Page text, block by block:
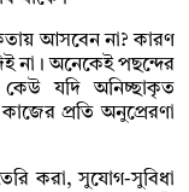
আসবেন না? কারণ
না। অনেকেই পছন্দের
কেউ যদি অনিচ্ছাকৃত
প্রতি অনুপ্রেরণা
করা, সুযোগ-সুবিধা